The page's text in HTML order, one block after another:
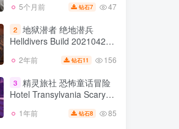
版 官方英文
5个月前 钻石7 47
2 地狱潜者 绝地潜兵
Helldivers Build 20210421
集成全DLC 官方中文
2年前 钻石11 156
3 精灵旅社 恐怖童话冒险
Hotel Transylvania Scary
Tale Adventures
1年前 钻石8 85
1
魔爪能量越野摩托赛6
Monster Energy
Supercross 6 v2023.10.16
版 官方英文
5个月前 钻石 7
2
地狱潜者 绝地潜兵
集成全DLC 官方中文
2年前 钻石 11 156
3
精灵旅社 恐怖童话冒险